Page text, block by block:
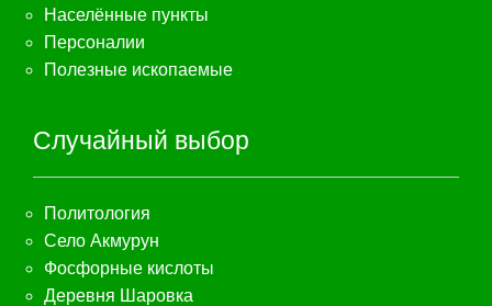
Населённые пункты
Персоналии
Полезные ископаемые
Случайный выбор
Политология
Село Акмурун
Фосфорные кислоты
Деревня Шаровка